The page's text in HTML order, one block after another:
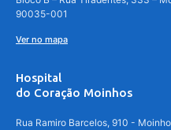
90035-001
Ver no mapa
Hospital
do Coração Moinhos
Rua Ramiro Barcelos, 910 -